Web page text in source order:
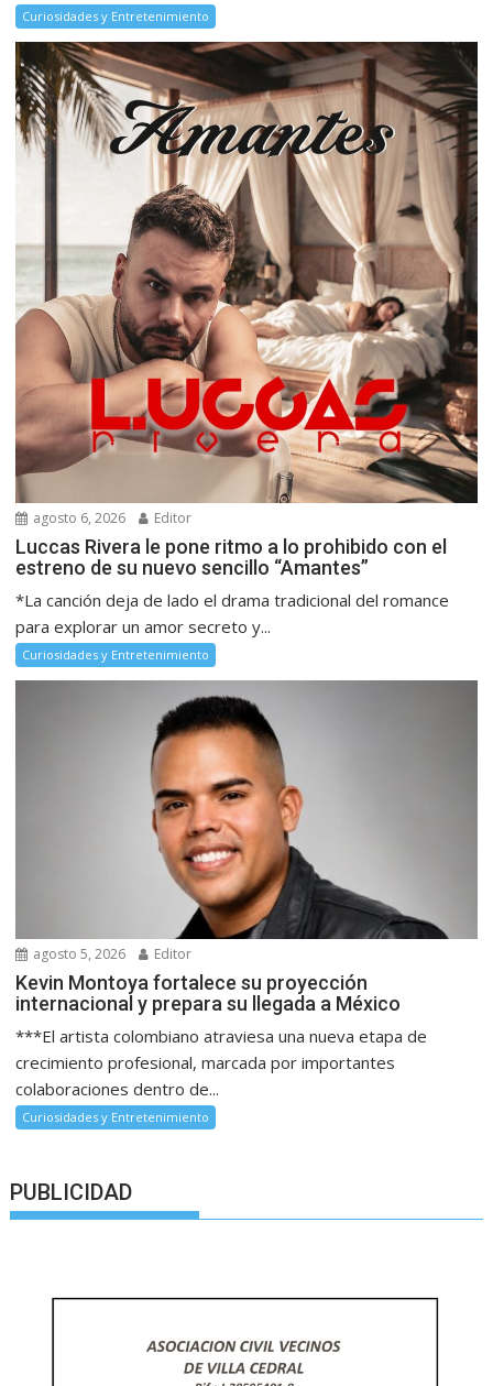
Curiosidades y Entretenimiento
agosto 6, 2026 Editor
Luccas Rivera le pone ritmo a lo prohibido con el
estreno de su nuevo sencillo “Amantes”
*La canción deja de lado el drama tradicional del romance
para explorar un amor secreto y...
Curiosidades y Entretenimiento
agosto 5, 2026 Editor
Kevin Montoya fortalece su proyección
internacional y prepara su llegada a México
***El artista colombiano atraviesa una nueva etapa de
crecimiento profesional, marcada por importantes
colaboraciones dentro de...
Curiosidades y Entretenimiento
PUBLICIDAD